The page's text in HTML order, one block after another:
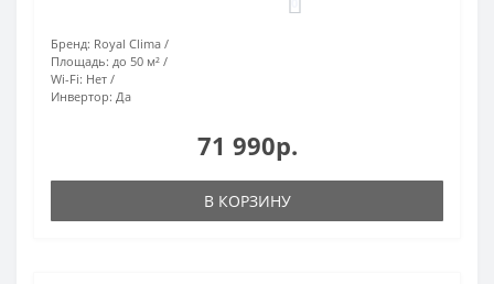
Бренд: Royal Clima
Площадь: до 50 м²
Wi-Fi: Нет
Инвертор: Да
71 990р.
В КОРЗИНУ